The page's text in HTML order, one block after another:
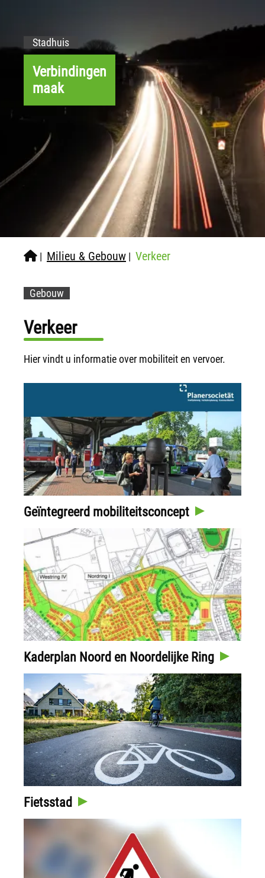
Stadhuis
Verbindingen
maak
| Milieu & Gebouw | Verkeer
Gebouw
Verkeer
Hier vindt u informatie over mobiliteit en vervoer.
Geïntegreerd mobiliteitsconcept
Kaderplan Noord en Noordelijke Ring
Fietsstad